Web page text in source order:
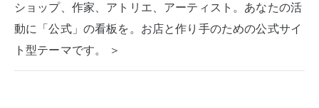
ショップ、作家、アトリエ、アーティスト。あなたの活
動に「公式」の看板を。お店と作り手のための公式サイ
ト型テーマです。 ＞